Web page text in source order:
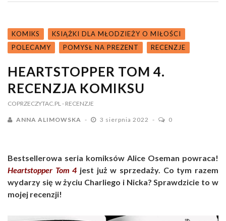
KOMIKS
KSIĄŻKI DLA MŁODZIEŻY O MIŁOŚCI
POLECAMY
POMYSŁ NA PREZENT RECENZJE
HEARTSTOPPER TOM 4.
RECENZJA KOMIKSU
COPRZECZYTAC.PL - RECENZJE
ANNA ALIMOWSKA 3 sierpnia 2022 0
Bestsellerowa seria komiksów Alice Oseman powraca!
Heartstopper Tom 4 jest już w sprzedaży. Co tym razem
wydarzy się w życiu Charliego i Nicka? Sprawdzicie to w
mojej recenzji!